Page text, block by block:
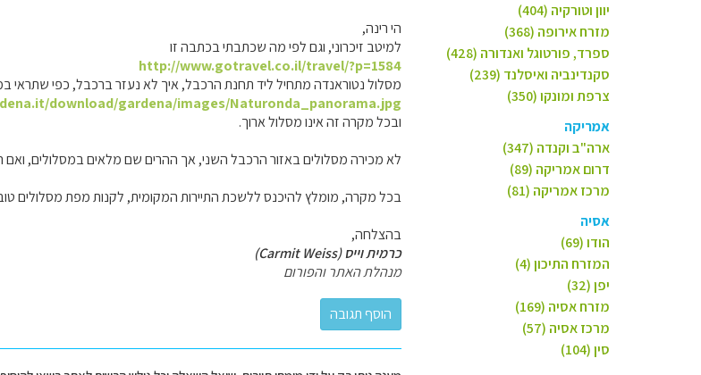
יוון וטורקיה (404)
מזרח אירופה (368)
ספרד, פורטוגל ואנדורה (428)
סקנדינביה ואיסלנד (239)
צרפת ומונקו (350)
אמריקה
ארה"ב וקנדה (347)
דרום אמריקה (89)
מרכז אמריקה (81)
אסיה
הודו (69)
המזרח התיכון (4)
יפן (32)
מזרח אסיה (169)
מרכז אסיה (57)
סין (104)
הי רינה,
למיטב זיכרוני, וגם לפי מה שכתבתי בכתבה זו
http://www.gotravel.co.il/travel/?p=1584
מסלול נטוראנדה מתחיל ליד תחנת הרכבל, איך לא נעזר ברכבל, כפי שתראי
download/gardena/images/Naturonda_panorama.jpg
ובכל מקרה זה אינו מסלול ארוך.
לא מכירה מסלולים באזור הרכבל השני, אך ההרים שם מלאים במסלולים, ואם רכבל פועל בקיץ, אני
בכל מקרה, מומלץ להיכנס ללשכת התיירות המקומית, לקנות מפת מסלולים
בהצלחה,
כרמית וייס (Carmit Weiss)
מנהלת האתר והפורום